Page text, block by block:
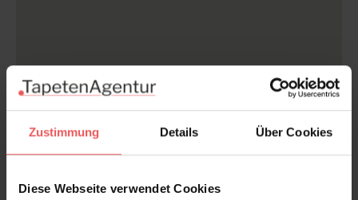
Zustimmung Details Über Cookies
Diese Webseite verwendet Cookies
Produktdetails